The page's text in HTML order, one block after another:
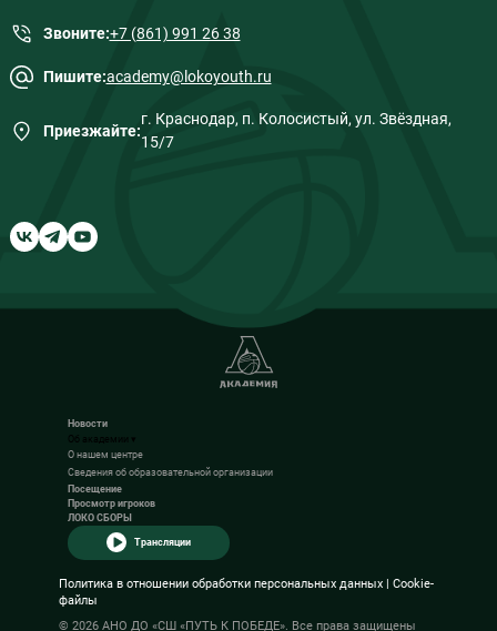
Звоните:+7 (861) 991 26 38
Пишите:academy@lokoyouth.ru
Приезжайте:
г. Краснодар, п. Колосистый, ул. Звёздная,
15/7
Новости
Об академии ▾
О нашем центре
Сведения об образовательной организации
Посещение
Просмотр игроков
ЛОКО СБОРЫ
Трансляции
Политика в отношении обработки персональных данных| Cookie-
файлы
© 2026АНО ДО «СШ «ПУТЬ К ПОБЕДЕ». Все права защищены